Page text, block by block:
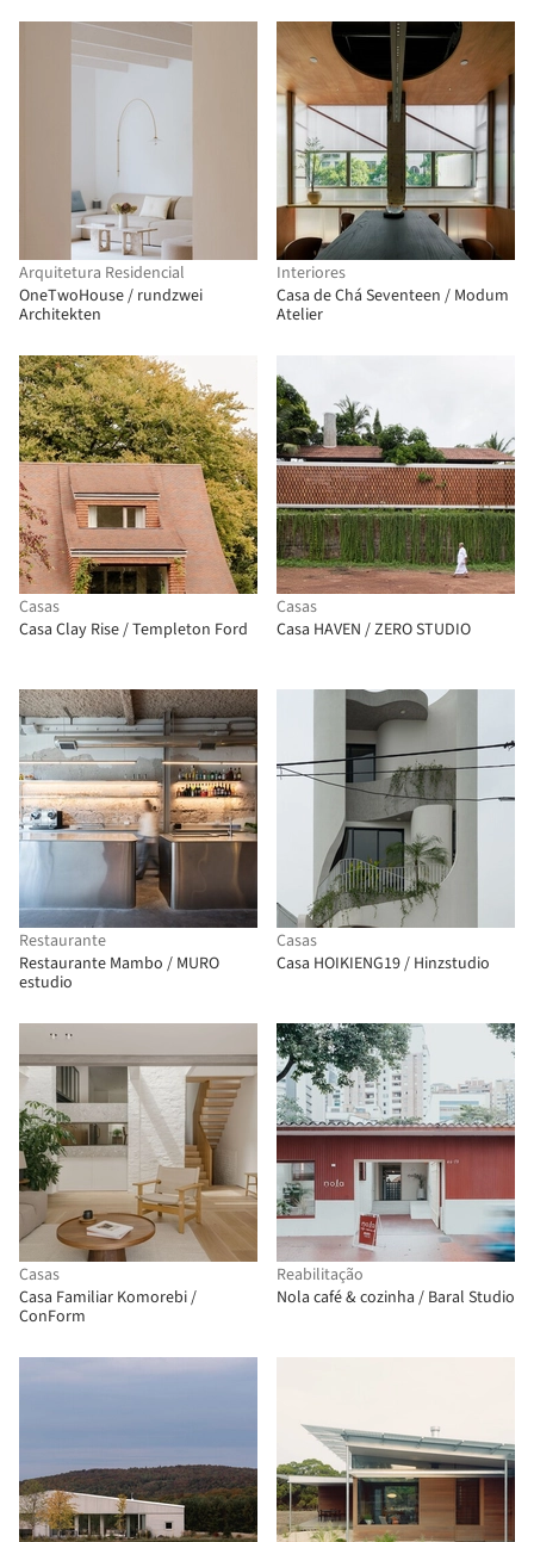
Arquitetura Residencial
OneTwoHouse / rundzwei
Architekten
Interiores
Casa de Chá Seventeen / Modum
Atelier
Casas
Casa Clay Rise / Templeton Ford
Casas
Casa HAVEN / ZERO STUDIO
Restaurante
Restaurante Mambo / MURO
estudio
Casas
Casa HOIKIENG19 / Hinzstudio
Casas
Casa Familiar Komorebi /
ConForm
Reabilitação
Nola café & cozinha / Baral Studio